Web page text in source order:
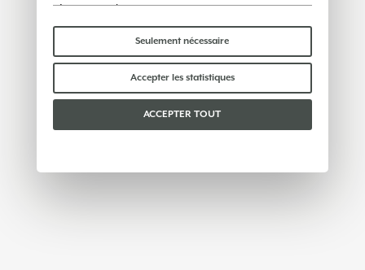
réseaux sociaux.
Certains cookies « techniques » sont
indispensables au bon fonctionnement du site et
ne traitent ni ne partagent aucune donnée
personnelle avec des tiers. Pour en savoir plus,
vous pouvez consulter notrepolitique en matière
Veuillez choisir les cookies que vous acceptez :
Seulement nécessaire
Accepter les statistiques
ACCEPTER TOUT